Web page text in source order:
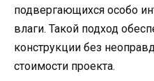
подвергающихся особо
влаги. Такой подход
конструкции без
стоимости проекта.